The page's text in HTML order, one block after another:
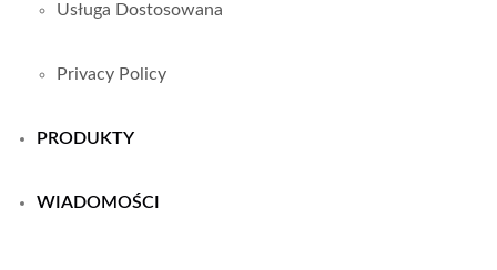
Usługa Dostosowana
Privacy Policy
PRODUKTY
WIADOMOŚCI